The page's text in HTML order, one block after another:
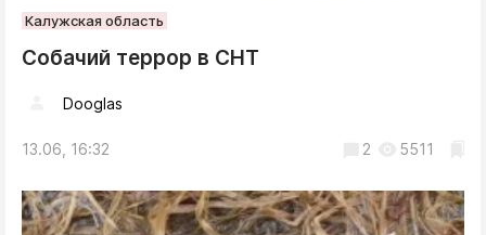
Калужская область
Собачий террор в СНТ
Dooglas
13.06, 16:32 2 5511